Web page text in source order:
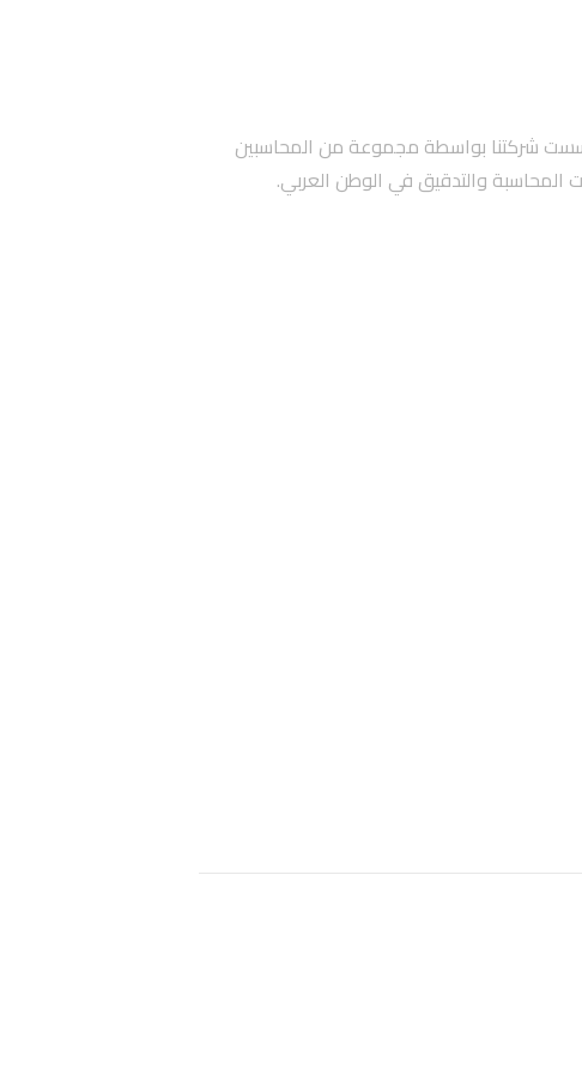
ترخيص رقم 1150 في المملكة الأردنية الهاشمية. تأسست شركتنا بواسطة مجموعة من المحاسبين
المحاسبة والتدقيق في الوطن العربي.